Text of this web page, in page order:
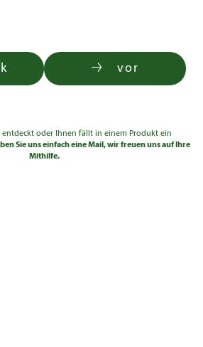
vor
entdeckt oder Ihnen fällt in einem Produkt ein
Sie uns einfach eine Mail, wir freuen uns auf Ihre
Mithilfe.